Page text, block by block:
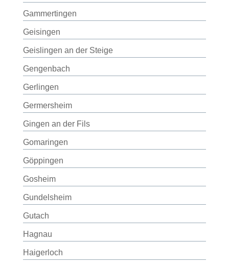
Gammertingen
Geisingen
Geislingen an der Steige
Gengenbach
Gerlingen
Germersheim
Gingen an der Fils
Gomaringen
Göppingen
Gosheim
Gundelsheim
Gutach
Hagnau
Haigerloch